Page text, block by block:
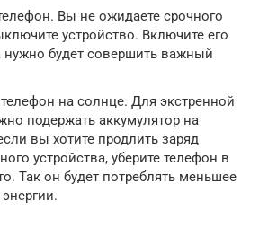
Вы не ожидаете срочного
устройство. Включите его
нужно будет совершить важный
на солнце. Для экстренной
подержать аккумулятор на
вы хотите продлить заряд
устройства, уберите телефон в
Так он будет потреблять меньшее